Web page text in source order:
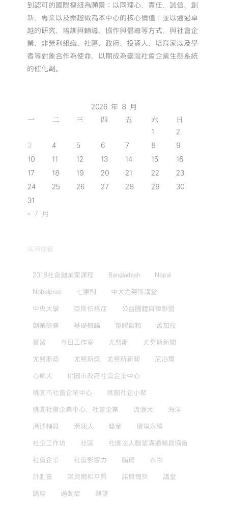
到認可的國際樞紐為願景；以同理心、責任、誠信、創
新、專業以及樂趣做為本中心的核心價值；並以通過卓
越的研究、培訓與輔導、協作與倡導等方式，與社會企
業、非營利組織、社區、政府、投資人、培育家以及學
者等對象合作為使命，以期成為臺灣社會企業生態系統
的催化劑。
2026 年 8 月
一 二 三 四 五 六 日
1
2
3
4 5 6 7 8
9
10
11 12 13 14 15
16
17
18 19 20 21 22
23
24
25 26 27 28 29
30
31
« 7 月
常用標籤
2018社會創業家課程 Bangladesh Nepal
Nobelprize 七原則 中大尤努斯講堂
中央大學 亞斯伯格症 公益團體自律聯盟
創業競賽 基礎概論 塑膠微粒 孟加拉
實習 寺日工作室 尤努斯 尤努斯新聞
尤努斯獎 尤努斯獎，尤努斯新聞 尼泊爾
心輔犬 桃園市政府社會企業中心
桃園市社會企業中心 桃園社企小聚
桃園社會企業中心，社會企業 流浪犬 海洋
溝通輔具 漸凍人 獎金 環境永續
社企工作坊 社區 社團法人麒望溝通輔具協會
社會企業 社會影響力 腦傷 衣物
計劃書 諾貝爾和平獎 諾貝爾獎 講堂
講座 過動症 麒望